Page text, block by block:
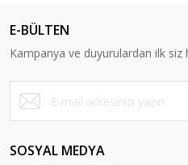
E-BÜLTEN
Kampanya ve duyurulardan ilk siz
SOSYAL MEDYA